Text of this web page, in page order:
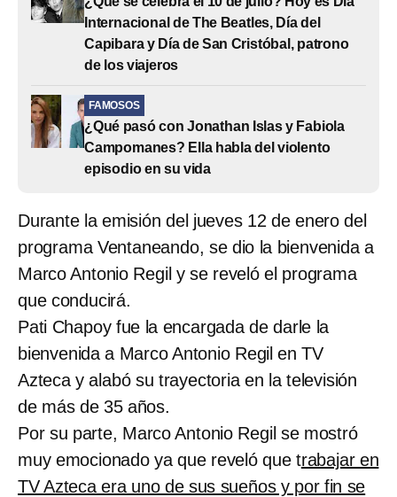
Internacional de The Beatles, Día del
Capibara y Día de San Cristóbal, patrono
de los viajeros
FAMOSOS
¿Qué pasó con Jonathan Islas y Fabiola
Campomanes? Ella habla del violento
episodio en su vida
Durante la emisión del jueves 12 de enero del
programa Ventaneando, se dio la bienvenida a
Marco Antonio Regil y se reveló el programa
que conducirá.
Pati Chapoy fue la encargada de darle la
bienvenida a Marco Antonio Regil en TV
Azteca y alabó su trayectoria en la televisión
de más de 35 años.
Por su parte, Marco Antonio Regil se mostró
muy emocionado ya que reveló que trabajar en
TV Azteca era uno de sus sueños y por fin se